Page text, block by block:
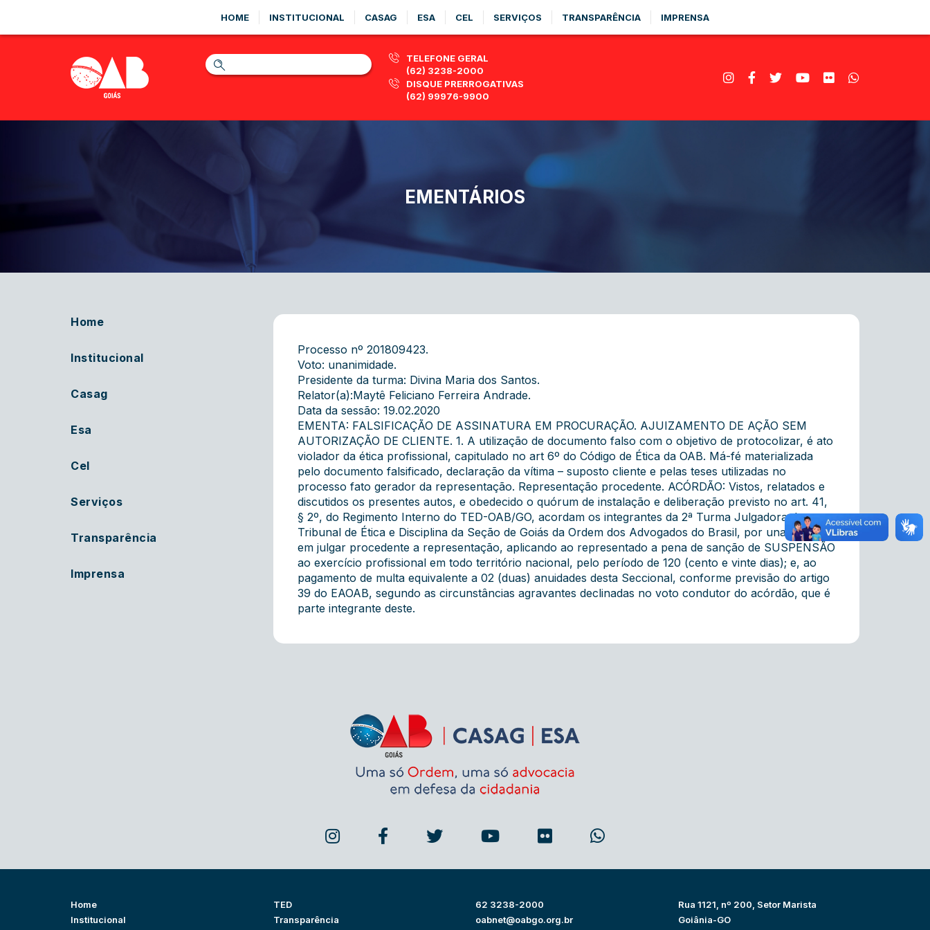
HOME INSTITUCIONAL CASAG ESA CEL SERVIÇOS TRANSPARÊNCIA IMPRENSA
TELEFONE GERAL
(62) 3238-2000
DISQUE PRERROGATIVAS
(62) 99976-9900
EMENTÁRIOS
Home
Institucional
Casag
Esa
Cel
Serviços
Transparência
Imprensa
Processo nº 201809423.
Voto: unanimidade.
Presidente da turma: Divina Maria dos Santos.
Relator(a):Maytê Feliciano Ferreira Andrade.
Data da sessão: 19.02.2020
EMENTA: FALSIFICAÇÃO DE ASSINATURA EM PROCURAÇÃO. AJUIZAMENTO DE AÇÃO SEM
AUTORIZAÇÃO DE CLIENTE. 1. A utilização de documento falso com o objetivo de protocolizar, é ato
violador da ética profissional, capitulado no art 6º do Código de Ética da OAB. Má-fé materializada
pelo documento falsificado, declaração da vítima – suposto cliente e pelas teses utilizadas no
processo fato gerador da representação. Representação procedente. ACÓRDÃO: Vistos, relatados e
discutidos os presentes autos, e obedecido o quórum de instalação e deliberação previsto no art. 41,
§ 2º, do Regimento Interno do TED-OAB/GO, acordam os integrantes da 2ª Turma Julgadora do
Tribunal de Ética e Disciplina da Seção de Goiás da Ordem dos Advogados do Brasil, por unanimidade,
em julgar procedente a representação, aplicando ao representado a pena de sanção de SUSPENSÃO
ao exercício profissional em todo território nacional, pelo período de 120 (cento e vinte dias); e, ao
pagamento de multa equivalente a 02 (duas) anuidades desta Seccional, conforme previsão do artigo
39 do EAOAB, segundo as circunstâncias agravantes declinadas no voto condutor do acórdão, que é
parte integrante deste.
Home
Institucional
TED
Transparência
62 3238-2000
oabnet@oabgo.org.br
Rua 1121, nº 200, Setor Marista
Goiânia-GO